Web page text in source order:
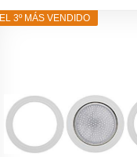
EL 3º MÁS VENDIDO